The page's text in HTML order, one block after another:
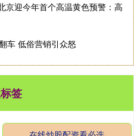
京迎今年首个高温黄色预警：高
车 低俗营销引众怒
签